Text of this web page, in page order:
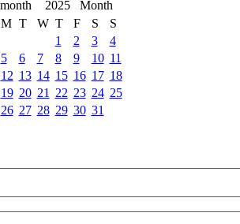
2025
M T W T F S
S
1
2 3
4
5
6 7 8 9 10 11
12 13 14 15 16 17 18
19 20 21 22 23 24 25
26 27 28 29 30 31